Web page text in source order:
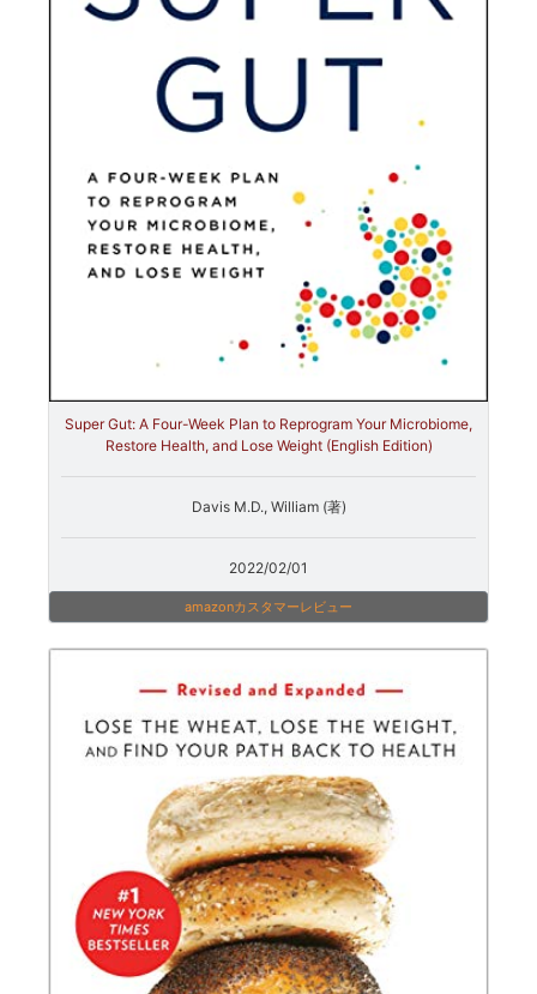
Super Gut: A Four-Week Plan to Reprogram Your Microbiome,
Restore Health, and Lose Weight (English Edition)
Davis M.D., William (著)
2022/02/01
amazonカスタマーレビュー